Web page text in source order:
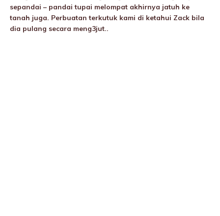
sepandai – pandai tupai melompat akhirnya jatuh ke
tanah juga. Perbuatan terkutuk kami di ketahui Zack bila
dia pulang secara meng3jut..